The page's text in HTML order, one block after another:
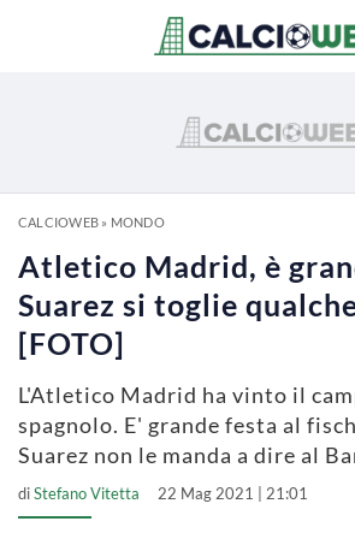
CALCIOWEB» MONDO
Atletico Madrid, è
Suarez si toglie
[FOTO]
L'Atletico Madrid ha vinto il
spagnolo. E' grande festa al
Suarez non le manda a dire al
diStefano Vitetta 22 Mag 2021 | 21:01